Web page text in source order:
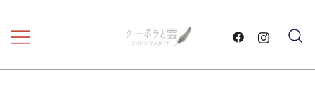
フィレンツェガイド・クーポ